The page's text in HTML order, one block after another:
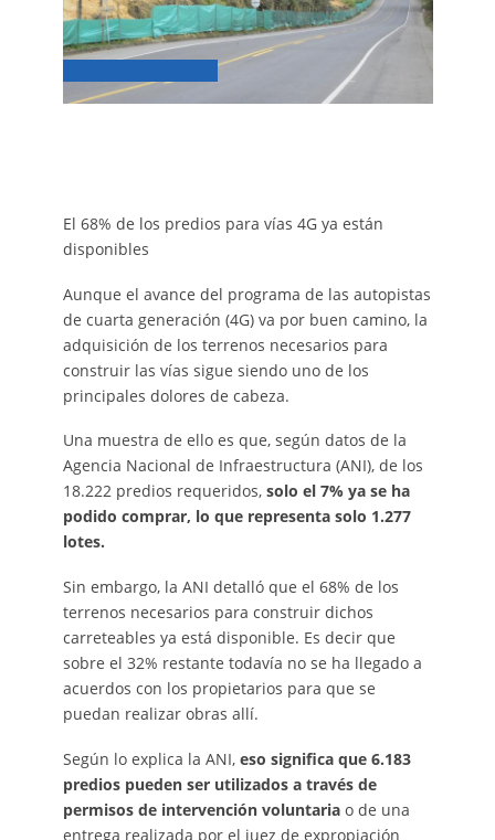
El 68% de los predios para vías 4G ya están
disponibles
Aunque el avance del programa de las autopistas
de cuarta generación (4G) va por buen camino, la
adquisición de los terrenos necesarios para
construir las vías sigue siendo uno de los
principales dolores de cabeza.
Una muestra de ello es que, según datos de la
Agencia Nacional de Infraestructura (ANI), de los
18.222 predios requeridos, solo el 7% ya se ha
podido comprar, lo que representa solo 1.277
lotes.
Sin embargo, la ANI detalló que el 68% de los
terrenos necesarios para construir dichos
carreteables ya está disponible. Es decir que
sobre el 32% restante todavía no se ha llegado a
acuerdos con los propietarios para que se
puedan realizar obras allí.
Según lo explica la ANI, eso significa que 6.183
predios pueden ser utilizados a través de
permisos de intervención voluntaria o de una
entrega realizada por el juez de expropiación